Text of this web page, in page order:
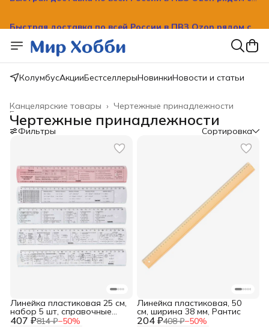
вашим домом!
КолумбусАкцииБестселлерыНовинкиНовости и статьи
Чертежные принадлежности
Канцелярские товары ›
Главная
Чертежные принадлежности
Фильтры Сортировка
407 ₽814 ₽−50%
Линейка пластиковая 25 см,
набор 5 шт, справочные
предметные линейки- 204 ₽408 ₽−50%
Линейка пластиковая, 50
см, ширина 38 мм, Рантис